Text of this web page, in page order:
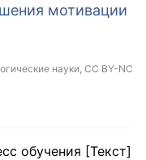
мотивации
науки, CC BY-NC
обучения [Текст]